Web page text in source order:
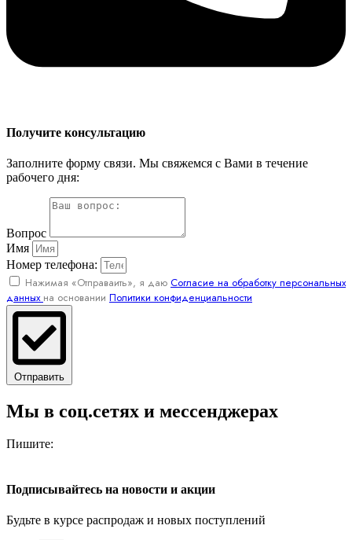
Получите консультацию
Заполните форму связи. Мы свяжемся с Вами в течение
рабочего дня:
Вопрос
Имя
Номер телефона:
Нажимая «Отправаить», я даю Согласие на обработку персональных
данных на основании Политики конфиденциальности
Отправить
Мы в соц.сетях и мессенджерах
Пишите:
Подписывайтесь на новости и акции
Будьте в курсе распродаж и новых поступлений